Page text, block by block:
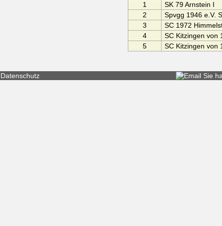
1
SK 79 Arnstein I
2
Spvgg 1946 e.V.
3
SC 1972
4
SC Kitzingen von
5
SC Kitzingen von
Datenschutz Sie